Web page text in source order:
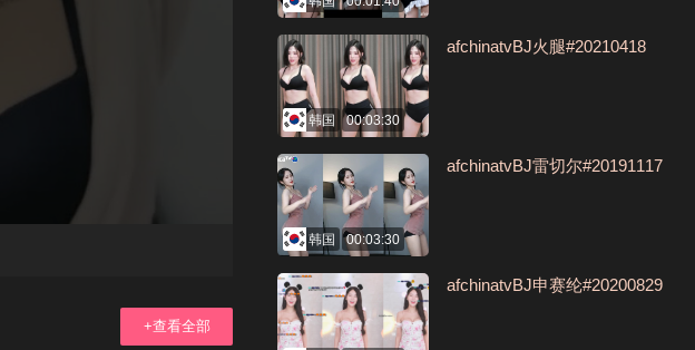
+查看全部
韩国 00:03:30
afchinatvBJ火腿#20210418
韩国 00:03:30
afchinatvBJ雷切尔#20191117
afchinatvBJ申赛纶#20200829